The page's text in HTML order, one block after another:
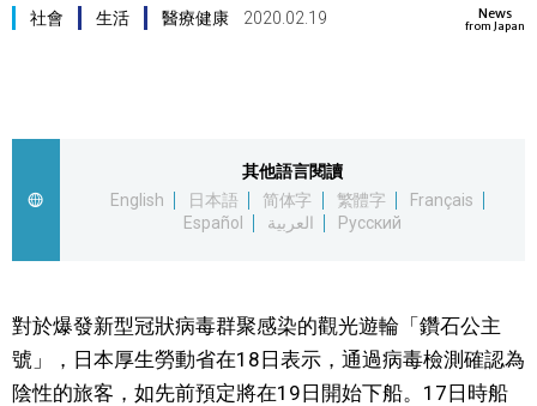
最新報導
視覺日本
News
from Japan
社會 生活 醫療健康 2020.02.19
其他語言閱讀
English
日本語 简体字 繁體字
Français
Español
العربية Русский
對於爆發新型冠狀病毒群聚感染的觀光遊輪「鑽石公主
號」，日本厚生勞動省在18日表示，通過病毒檢測確認為
陰性的旅客，如先前預定將在19日開始下船。17日時船